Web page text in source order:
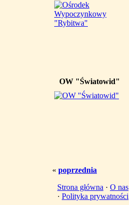
OW "Światowid"
« poprzednia
Strona główna · O nas
· Polityka prywatności